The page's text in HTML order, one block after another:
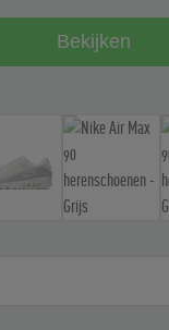
Bekijken